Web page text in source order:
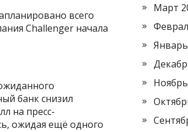
всего
Challenger начала
банк снизил
на пресс-
ожидая ещё одного
Март